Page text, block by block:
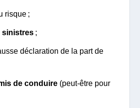
risque ;
sinistres;
déclaration de la part de
de conduire(peut-être pour